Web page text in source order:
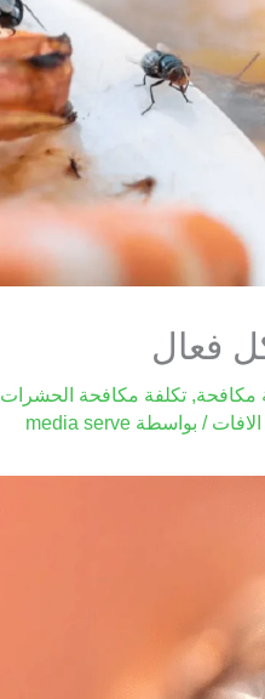
فعال
مكافحة, تكلفة مكافحة الحشرات
/ بواسطة media serve